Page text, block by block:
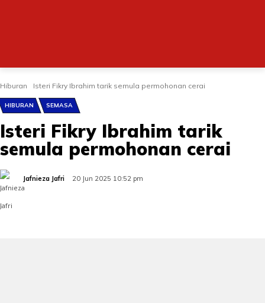
Hiburan Isteri Fikry Ibrahim tarik semula permohonan cerai
HIBURAN SEMASA
Isteri Fikry Ibrahim tarik
semula permohonan cerai
Jafnieza Jafri 20 Jun 2025 10:52 pm